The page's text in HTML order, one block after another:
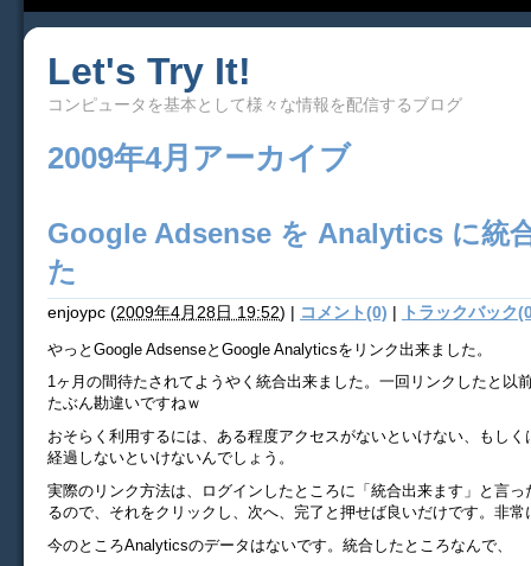
Let's Try It!
コンピュータを基本として様々な情報を配信するブログ
2009年4月アーカイブ
Google Adsense を Analytics に統
た
enjoypc (2009年4月28日 19:52) | コメント(0) | トラックバック
やっとGoogle AdsenseとGoogle Analyticsをリンク出来ました。
1ヶ月の間待たされてようやく統合出来ました。一回リンクしたと以
たぶん勘違いですねｗ
おそらく利用するには、ある程度アクセスがないといけない、もし
経過しないといけないんでしょう。
実際のリンク方法は、ログインしたところに「統合出来ます」と言っ
るので、それをクリックし、次へ、完了と押せば良いだけです。非常
今のところAnalyticsのデータはないです。統合したところなんで、